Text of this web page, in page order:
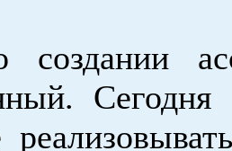
создании